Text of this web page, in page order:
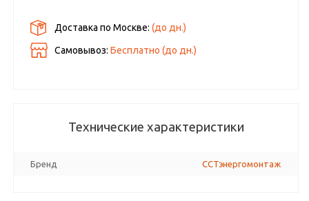
Доставка по Москве:(до дн.)
Самовывоз:Бесплатно (до дн.)
Технические характеристики
Бренд ССТэнергомонтаж